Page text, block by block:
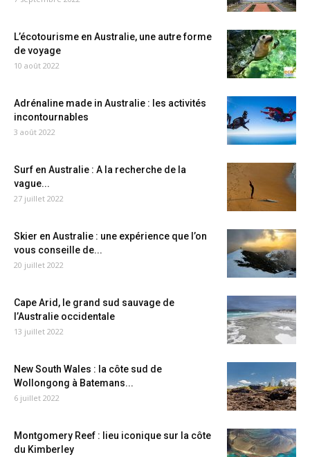
L’écotourisme en Australie, une autre forme
de voyage
10 août 2022
Adrénaline made in Australie : les activités
incontournables
3 août 2022
Surf en Australie : A la recherche de la
vague...
27 juillet 2022
Skier en Australie : une expérience que l’on
vous conseille de...
20 juillet 2022
Cape Arid, le grand sud sauvage de
l’Australie occidentale
13 juillet 2022
New South Wales : la côte sud de
Wollongong à Batemans...
6 juillet 2022
Montgomery Reef : lieu iconique sur la côte
du Kimberley